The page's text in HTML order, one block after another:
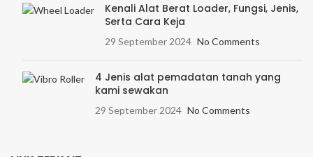
Kenali Alat Berat Loader, Fungsi, Jenis,
Serta Cara Keja
29 September 2024 No Comments
4 Jenis alat pemadatan tanah yang
kami sewakan
29 September 2024 No Comments